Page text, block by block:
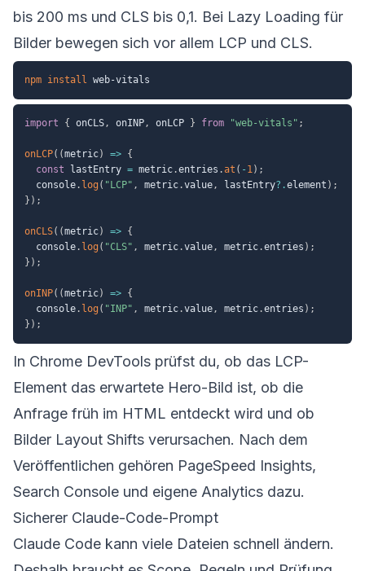
bis 200 ms und CLS bis 0,1. Bei Lazy Loading für
Bilder bewegen sich vor allem LCP und CLS.
npm install
import { onCLS, onINP, onLCP } from "web-vitals" ;
onLCP( (metric) => {
const lastEntry = metric.entries .at ( - 1) ;
  console
. log ( "LCP" , metric.value, lastEntry?.element ) ;
} ) ;
onCLS( (metric) => {
  console
. log ( "CLS" , metric.value, metric.entries ) ;
} ) ;
onINP( (metric) => {
  console
. log ( "INP" , metric.value, metric.entries ) ;
} ) ;
In Chrome DevTools prüfst du, ob das LCP-
Element das erwartete Hero-Bild ist, ob die
Anfrage früh im HTML entdeckt wird und ob
Bilder Layout Shifts verursachen. Nach dem
Veröffentlichen gehören PageSpeed Insights,
Search Console und eigene Analytics dazu.
Sicherer Claude-Code-Prompt
Claude Code kann viele Dateien schnell ändern.